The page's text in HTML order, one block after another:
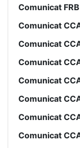
Comunicat FRB
Comunicat
Comunicat
Comunicat
Comunicat
Comunicat
Comunicat
Comunicat